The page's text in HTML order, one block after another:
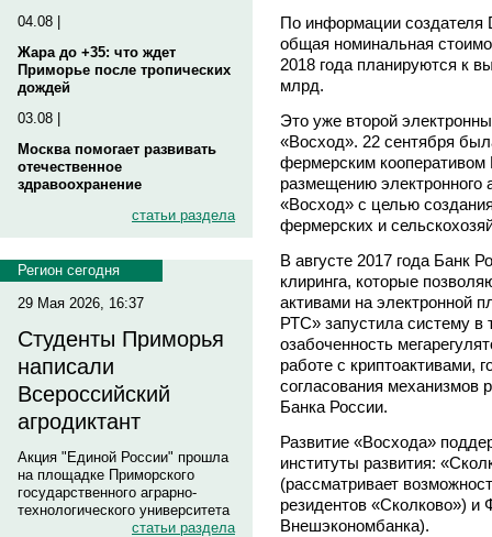
04.08 |
Жара до +35: что ждет
Приморье после тропических
дождей
03.08 |
Москва помогает развивать
отечественное
здравоохранение
статьи раздела
Регион сегодня
29 Мая 2026, 16:37
Студенты Приморья
написали
Всероссийский
агродиктант
Акция "Единой России" прошла
на площадке Приморского
государственного аграрно-
технологического университета
статьи раздела
По информации создателя
общая номинальная
2018 года планируются к
млрд.
Это уже второй
«Восход». 22 сентября
фермерским кооперативом
размещению электронного
«Восход» с целью
фермерских и
В августе 2017 года Банк
клиринга, которые
активами на электронной
РТС» запустила систему в
озабоченность
работе с криптоактивами,
согласования механизмов
Банка России.
Развитие «Восхода»
институты развития:
(рассматривает
резидентов «Сколково») и
Внешэкономбанка).